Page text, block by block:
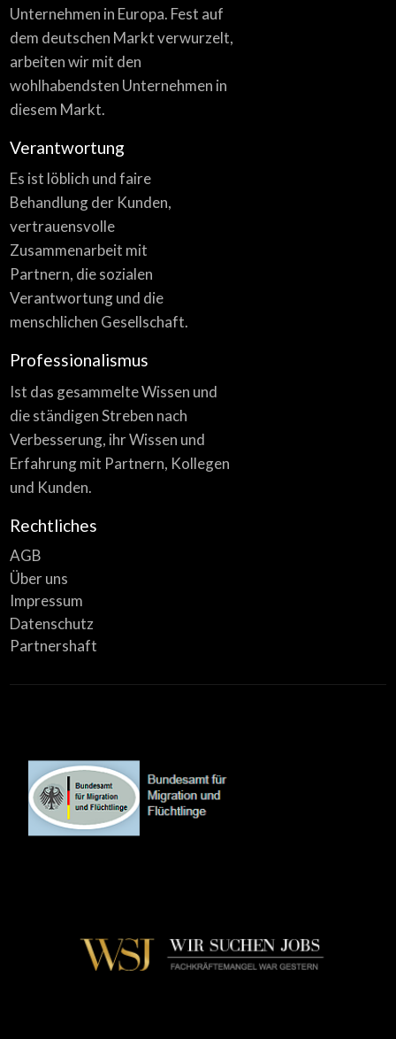
Unternehmen in Europa. Fest auf
dem deutschen Markt verwurzelt,
arbeiten wir mit den
wohlhabendsten Unternehmen in
diesem Markt.
Verantwortung
Es ist löblich und faire
Behandlung der Kunden,
vertrauensvolle
Zusammenarbeit mit
Partnern, die sozialen
Verantwortung und die
menschlichen Gesellschaft.
Professionalismus
Ist das gesammelte Wissen und
die ständigen Streben nach
Verbesserung, ihr Wissen und
Erfahrung mit Partnern, Kollegen
und Kunden.
Rechtliches
AGB
Über uns
Impressum
Datenschutz
Partnershaft